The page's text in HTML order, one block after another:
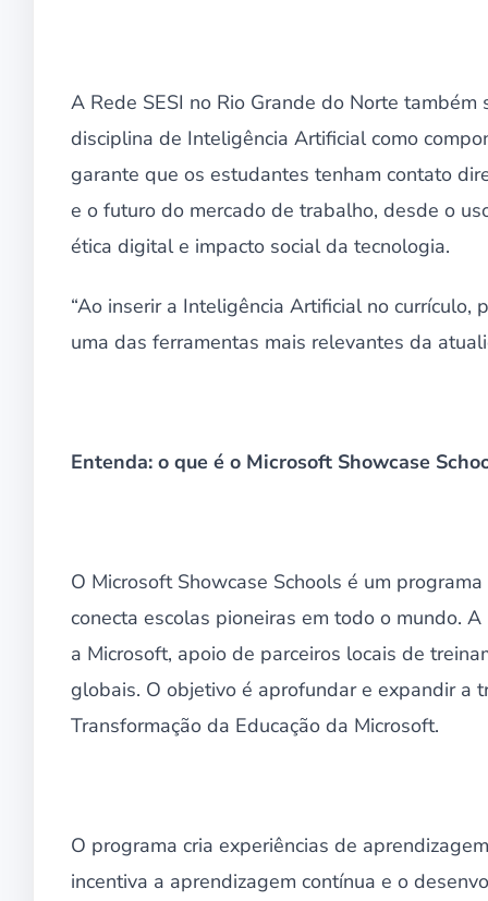
A Rede SESI no Rio Grande do Norte
disciplina de Inteligência Artificial como
garante que os estudantes tenham contato
e o futuro do mercado de trabalho, desde o
ética digital e impacto social da tecnologia.
“Ao inserir a Inteligência Artificial no
uma das ferramentas mais relevantes da
Entenda: o que é o Microsoft Showcase
O Microsoft Showcase Schools é um
conecta escolas pioneiras em todo o mundo.
a Microsoft, apoio de parceiros locais de
globais. O objetivo é aprofundar e expandir a
Transformação da Educação da Microsoft.
O programa cria experiências de
incentiva a aprendizagem contínua e o